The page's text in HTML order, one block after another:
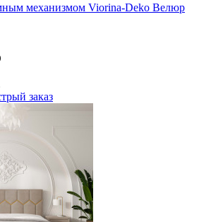
механизмом Viorina-Deko Велюр
заказ